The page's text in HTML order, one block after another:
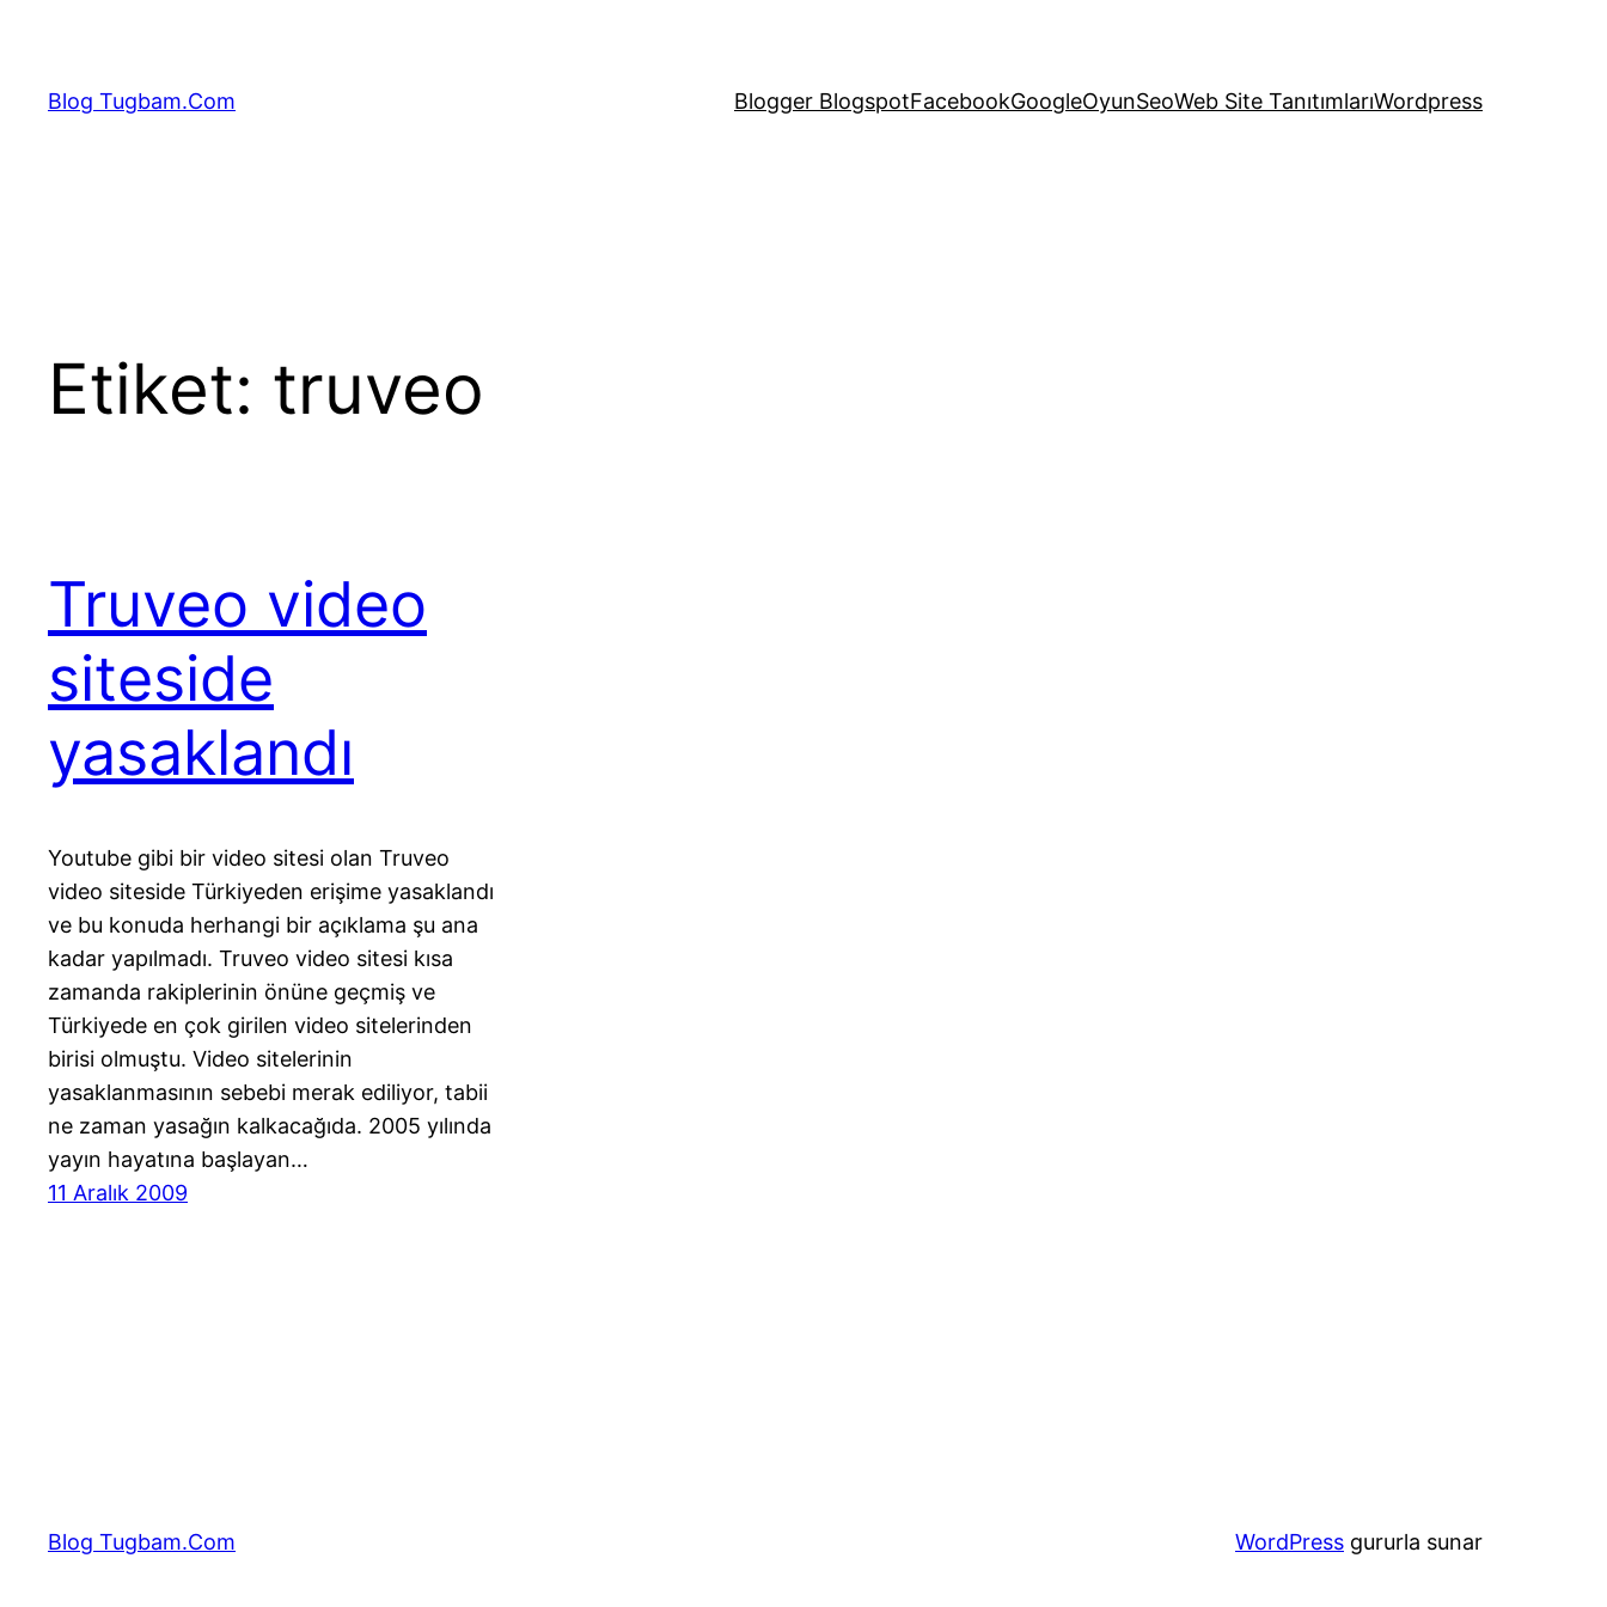
Blog Tugbam.Com
Blogger BlogspotFacebookGoogleOyunSeoWeb Site TanıtımlarıWordpress
Etiket: truveo
Truveo video
siteside
yasaklandı
Youtube gibi bir video sitesi olan Truveo
video siteside Türkiyeden erişime yasaklandı
ve bu konuda herhangi bir açıklama şu ana
kadar yapılmadı. Truveo video sitesi kısa
zamanda rakiplerinin önüne geçmiş ve
Türkiyede en çok girilen video sitelerinden
birisi olmuştu. Video sitelerinin
yasaklanmasının sebebi merak ediliyor, tabii
ne zaman yasağın kalkacağıda. 2005 yılında
yayın hayatına başlayan…
11 Aralık 2009
Blog Tugbam.Com WordPress gururla sunar